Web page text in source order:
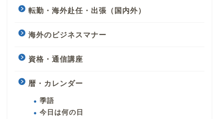
転勤・海外赴任・出張（国内外）
海外のビジネスマナー
資格・通信講座
暦・カレンダー
季語
今日は何の日